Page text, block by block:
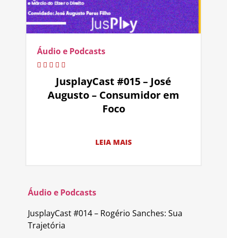
Áudio e Podcasts
JusplayCast #015 – José
Augusto – Consumidor em
Foco
LEIA MAIS
Áudio e Podcasts
JusplayCast #014 – Rogério Sanches: Sua
Trajetória